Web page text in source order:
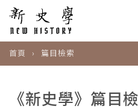
首頁 篇目檢索
《新史學》篇目